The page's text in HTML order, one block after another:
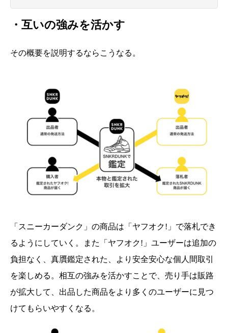
・互いの強みを活かす
その概要を説明するならこうなる。
「スニーカーダンク」の商品は「ヤフオク!」で落札でき
るようにしていく。また「ヤフオク!」ユーザーは追加の
負担なく、真贋鑑定された、より安全安心な個人間取引
を楽しめる。相互の強みを活かすことで、売り手は販路
が拡大して、出品した商品をより多くのユーザーに見つ
けてもらいやすくなる。